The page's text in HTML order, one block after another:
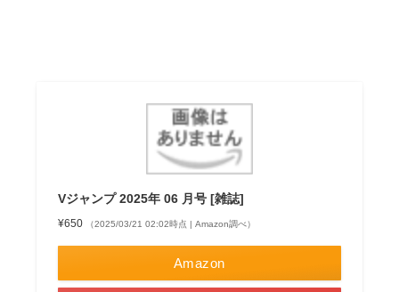
Vジャンプ 2025年 06 月号 [雑誌]
¥650 （2025/03/21 02:02時点 | Amazon調べ）
Amazon